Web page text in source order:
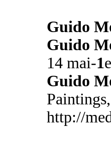
Guido
Guido
14 mai-1
Guido
http://